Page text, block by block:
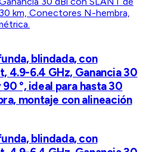
blindada, con
4.9-6.4 GHz, Ganancia 30
°, ideal para hasta 30
montaje con alineación
blindada, con